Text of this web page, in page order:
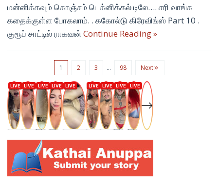
மன்னிக்கவும் கொஞ்சம் டெக்னிக்கல் டிலே…. சரி வாங்க
கதைக்குள்ள போகலாம். . ககோல்டு கிரேவிங்ஸ் Part 10 .
குரூப் சாட்டில் ராகவன்Continue Reading »
1 2 3 … 98 Next